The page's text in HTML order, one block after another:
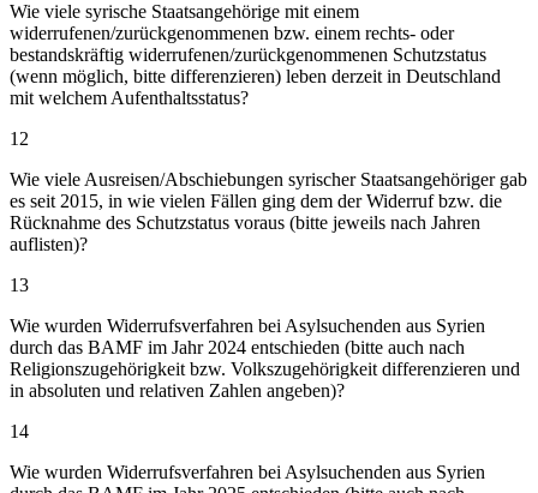
Wie viele syrische Staatsangehörige mit einem
widerrufenen/zurückgenommenen bzw. einem rechts- oder
bestandskräftig widerrufenen/zurückgenommenen Schutzstatus
(wenn möglich, bitte differenzieren) leben derzeit in Deutschland
mit welchem Aufenthaltsstatus?
12
Wie viele Ausreisen/Abschiebungen syrischer Staatsangehöriger gab
es seit 2015, in wie vielen Fällen ging dem der Widerruf bzw. die
Rücknahme des Schutzstatus voraus (bitte jeweils nach Jahren
auflisten)?
13
Wie wurden Widerrufsverfahren bei Asylsuchenden aus Syrien
durch das BAMF im Jahr 2024 entschieden (bitte auch nach
Religionszugehörigkeit bzw. Volkszugehörigkeit differenzieren und
in absoluten und relativen Zahlen angeben)?
14
Wie wurden Widerrufsverfahren bei Asylsuchenden aus Syrien